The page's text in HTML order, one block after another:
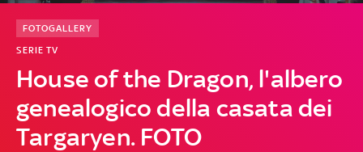
House of the Dragon, l'albero
genealogico della casata dei
Targaryen. FOTO
SERIE TV
FOTOGALLERY